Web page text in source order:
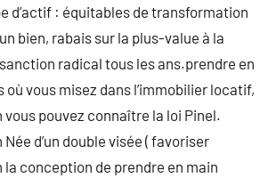
d’actif : équitables de transformation
bien, rabais sur la plus-value à la
radical tous les ans.prendre en
où vous misez dans l’immobilier locatif,
vous pouvez connaître la loi Pinel.
d’un double visée ( favoriser
la conception de prendre en main